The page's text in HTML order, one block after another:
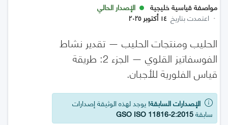
مواصفة قياسية خليجية
الإصدار الحالي
· اعتمدت بتاريخ ١٤ أكتوبر ٢٠٢٥
الحليب ومنتجات الحليب — تقدير نشاط
الفوسفاتيز القلوي — الجزء 2: طريقة
قياس الفلورية للأجبان.
الإصدارات السابقة! يوجد لهذه الوثيقة إصدارات
سابقةGSO ISO 11816-2:2015